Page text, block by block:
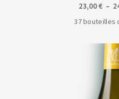
23,00€ –
37 bouteilles